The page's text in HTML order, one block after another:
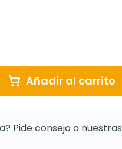
Añadir al carrito
Pide consejo a nuestras